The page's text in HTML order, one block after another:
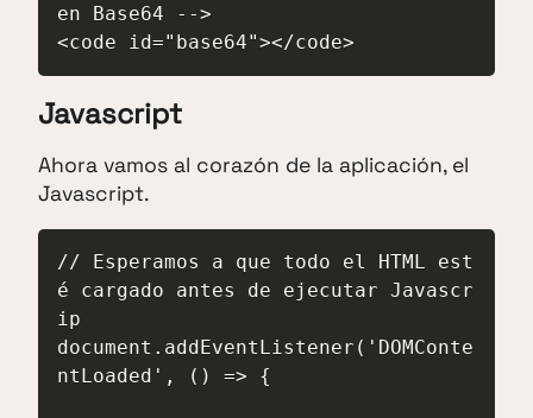
en Base64 -->
Javascript
Ahora vamos al corazón de la aplicación, el
Javascript.
// Esperamos a que todo el HTML est
é cargado antes de ejecutar Javascr
ip
document.addEventListener('DOMConte
ntLoaded', () => {